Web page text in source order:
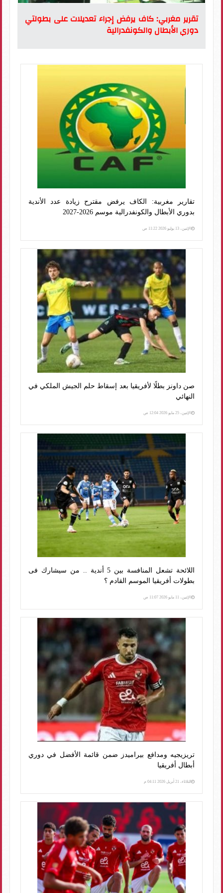
تقرير مغربي: كاف يرفض إجراء تعديلات على بطولتي
دوري الأبطال والكونفدرالية
تقارير مغربية: الكاف يرفض مقترح زيادة عدد الأندية
بدوري الأبطال والكونفدرالية موسم 2026-2027
الإثنين، 13 يوليو 2026 11:22 ص
صن داونز بطلًا لأفريقيا بعد إسقاط حلم الجيش الملكي في
النهائي
الإثنين، 25 مايو 2026 12:04 ص
اللائحة تشعل المنافسة بين 5 أندية .. من سيشارك فى
بطولات أفريقيا الموسم القادم ؟
الإثنين، 11 مايو 2026 11:07 ص
تريزيجيه ومدافع بيراميدز ضمن قائمة الأفضل في دوري
أبطال أفريقيا
الثلاثاء، 21 أبريل 2026 04:11 م